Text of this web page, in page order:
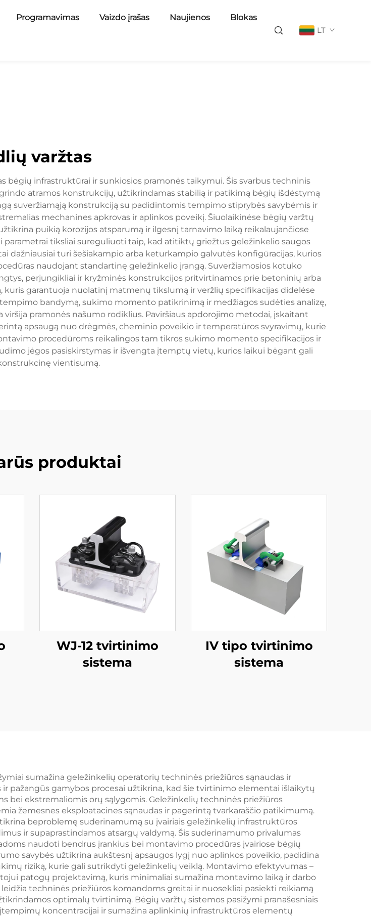
Programavimas Vaizdo įrašas Naujienos Blokas
LT
varžtas
bėgių infrastruktūrai ir sunkiosios pramonės taikymui. Šis svarbus techninis
atramos konstrukcijų, užtikrindamas stabilią ir patikimą bėgių išdėstymą
suveržiamąją konstrukciją su padidintomis tempimo stiprybės savybėmis ir
mechanines apkrovas ir aplinkos poveikį. Šiuolaikinėse bėgių varžtų
puikią korozijos atsparumą ir ilgesnį tarnavimo laiką reikalaujančiose
tiksliai sureguliuoti taip, kad atitiktų griežtus geležinkelio saugos
dažniausiai turi šešiakampio arba keturkampio galvutės konfigūracijas, kurios
naudojant standartinę geležinkelio įrangą. Suveržiamosios kotuko
perjungikliai ir kryžminės konstrukcijos pritvirtinamos prie betoninių arba
garantuoja nuolatinį matmenų tikslumą ir veržlių specifikacijas didelėse
bandymą, sukimo momento patikrinimą ir medžiagos sudėties analizę,
pramonės našumo rodiklius. Paviršiaus apdorojimo metodai, įskaitant
apsaugą nuo drėgmės, cheminio poveikio ir temperatūros svyravimų, kurie
procedūroms reikalingos tam tikros sukimo momento specifikacijos ir
jėgos pasiskirstymas ir išvengta įtemptų vietų, kurios laikui bėgant gali
vientisumą.
produktai
WJ-12 tvirtinimo
sistema
IV tipo tvirtinimo
sistema
sumažina geležinkelių operatorių techninės priežiūros sąnaudas ir
pažangūs gamybos procesai užtikrina, kad šie tvirtinimo elementai išlaikytų
ekstremaliomis orų sąlygomis. Geležinkelių techninės priežiūros
žemesnes eksploatacines sąnaudas ir pagerintą tvarkaraščio patikimumą.
beproblemę suderinamumą su įvairiais geležinkelių infrastruktūros
ir supaprastindamos atsargų valdymą. Šis suderinamumo privalumas
naudoti bendrus įrankius bei montavimo procedūras įvairiose bėgių
savybės užtikrina aukštesnį apsaugos lygį nuo aplinkos poveikio, padidina
riziką, kurie gali sutrikdyti geležinkelių veiklą. Montavimo efektyvumas –
patogų projektavimą, kuris minimaliai sumažina montavimo laiką ir darbo
techninės priežiūros komandoms greitai ir nuosekliai pasiekti reikiamą
optimalų tvirtinimą. Bėgių varžtų sistemos pasižymi pranašesniais
koncentracijai ir sumažina aplinkinių infrastruktūros elementų